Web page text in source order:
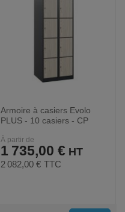
Armoire à casiers Evolo
PLUS - 10 casiers - CP
À partir de
1 735,00 €
2 082,00 € TTC